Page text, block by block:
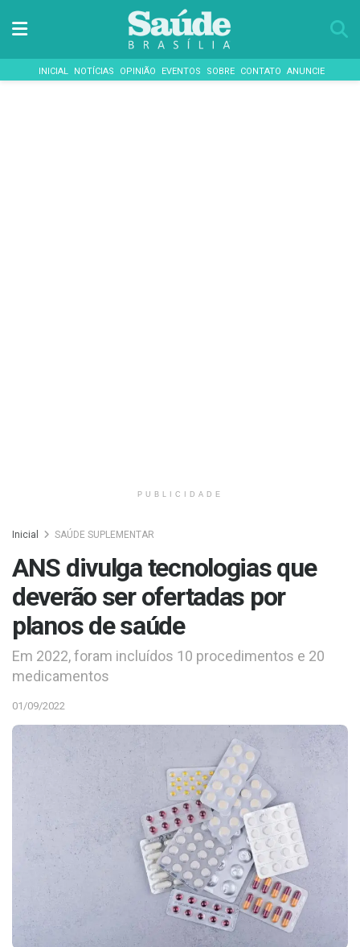
INICIAL NOTÍCIAS OPINIÃO EVENTOS SOBRE CONTATO ANUNCIE
PUBLICIDADE
Inicial SAÚDE SUPLEMENTAR
ANS divulga tecnologias que
deverão ser ofertadas por
planos de saúde
Em 2022, foram incluídos 10 procedimentos e 20
medicamentos
01/09/2022